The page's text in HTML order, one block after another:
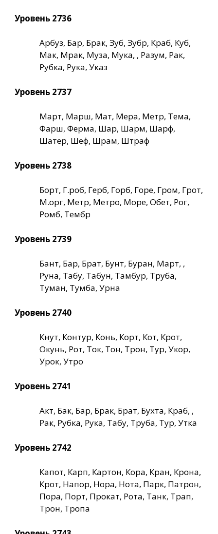
Уровень 2736
Арбуз, Бар, Брак, Зуб, Зубр, Краб, Куб,
Мак, Мрак, Муза, Мука, , Разум, Рак,
Рубка, Рука, Указ
Уровень 2737
Март, Марш, Мат, Мера, Метр, Тема,
Фарш, Ферма, Шар, Шарм, Шарф,
Шатер, Шеф, Шрам, Штраф
Уровень 2738
Борт, Г.роб, Герб, Горб, Горе, Гром, Грот,
М.орг, Метр, Метро, Море, Обет, Рог,
Ромб, Тембр
Уровень 2739
Бант, Бар, Брат, Бунт, Буран, Март, ,
Руна, Табу, Табун, Тамбур, Труба,
Туман, Тумба, Урна
Уровень 2740
Кнут, Контур, Конь, Корт, Кот, Крот,
Окунь, Рот, Ток, Тон, Трон, Тур, Укор,
Урок, Утро
Уровень 2741
Акт, Бак, Бар, Брак, Брат, Бухта, Краб, ,
Рак, Рубка, Рука, Табу, Труба, Тур, Утка
Уровень 2742
Капот, Карп, Картон, Кора, Кран, Крона,
Крот, Напор, Нора, Нота, Парк, Патрон,
Пора, Порт, Прокат, Рота, Танк, Трап,
Трон, Тропа